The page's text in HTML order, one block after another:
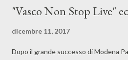
"Vasco Non Stop Live"
dicembre 11, 2017
Dopo il grande successo di Modena